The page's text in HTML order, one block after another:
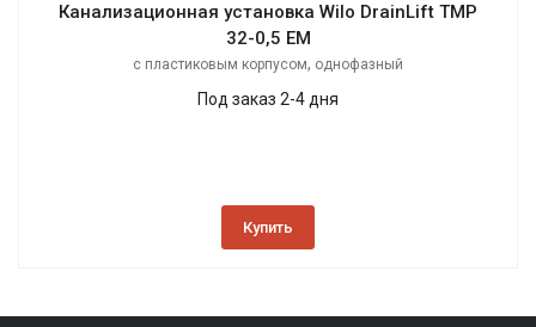
Канализационная установка Wilo DrainLift TMP
32-0,5 EM
с пластиковым корпусом, однофазный
Под заказ 2-4 дня
Купить